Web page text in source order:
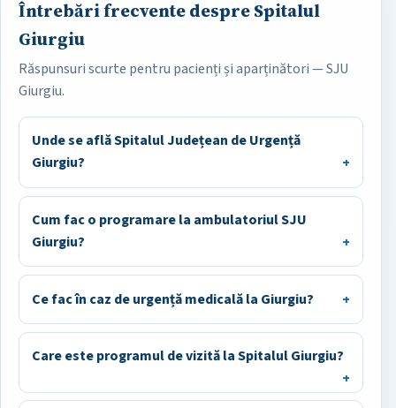
Întrebări frecvente despre Spitalul
Giurgiu
Răspunsuri scurte pentru pacienți și aparținători — SJU
Giurgiu.
Unde se află Spitalul Județean de Urgență
Giurgiu?
Cum fac o programare la ambulatoriul SJU
Giurgiu?
Ce fac în caz de urgență medicală la Giurgiu?
Care este programul de vizită la Spitalul Giurgiu?